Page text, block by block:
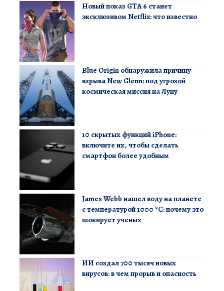
Новый показ GTA 6 станет
эксклюзивом Netflix: что известно
Blue Origin обнаружила причину
взрыва New Glenn: под угрозой
космическая миссия на Луну
10 скрытых функций iPhone:
включите их, чтобы сделать
смартфон более удобным
James Webb нашел воду на планете
с температурой 1000 °C: почему это
шокирует ученых
ИИ создал 700 тысяч новых
вирусов: в чем прорыв и опасность